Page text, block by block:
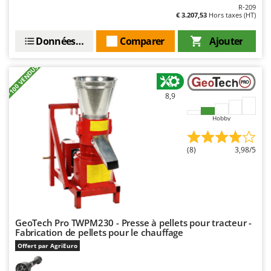
Ripartrak
River Systems
Robomow
Rossofuoco
Rover Pompe
Royal Food
Ryobi
Santos
Sbaraglia
Schnitzer
R-209
€ 3.207,53 Hors taxes (HT)
Ajouter
Comparer
Données techniques
+100 VENDUS 8,9
Hobby
(8) 3,98/5
GeoTech Pro TWPM230 - Presse à pellets pour tracteur -
Fabrication de pellets pour le chauffage
Offert par AgriEuro